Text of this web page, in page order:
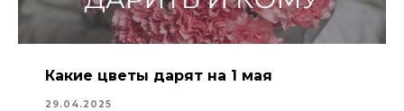
Какие цветы дарят на 1 мая
29.04.2025